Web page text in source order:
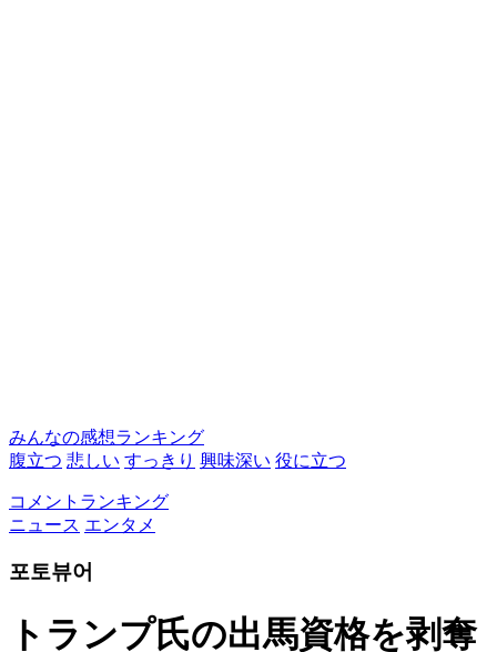
みんなの感想ランキング
腹立つ 悲しい すっきり 興味深い 役に立つ
コメントランキング
ニュース エンタメ
포토뷰어
トランプ氏の出馬資格を剥奪